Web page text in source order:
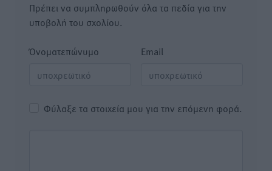
Πρέπει να συμπληρωθούν όλα τα πεδία για την
υποβολή του σχολίου.
Όνοματεπώνυμο Email
Φύλαξε τα στοιχεία μου για την επόμενη φορά.